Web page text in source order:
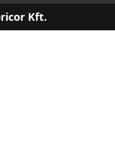
Kft.